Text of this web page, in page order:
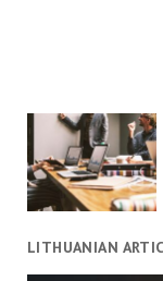
LITHUANIAN